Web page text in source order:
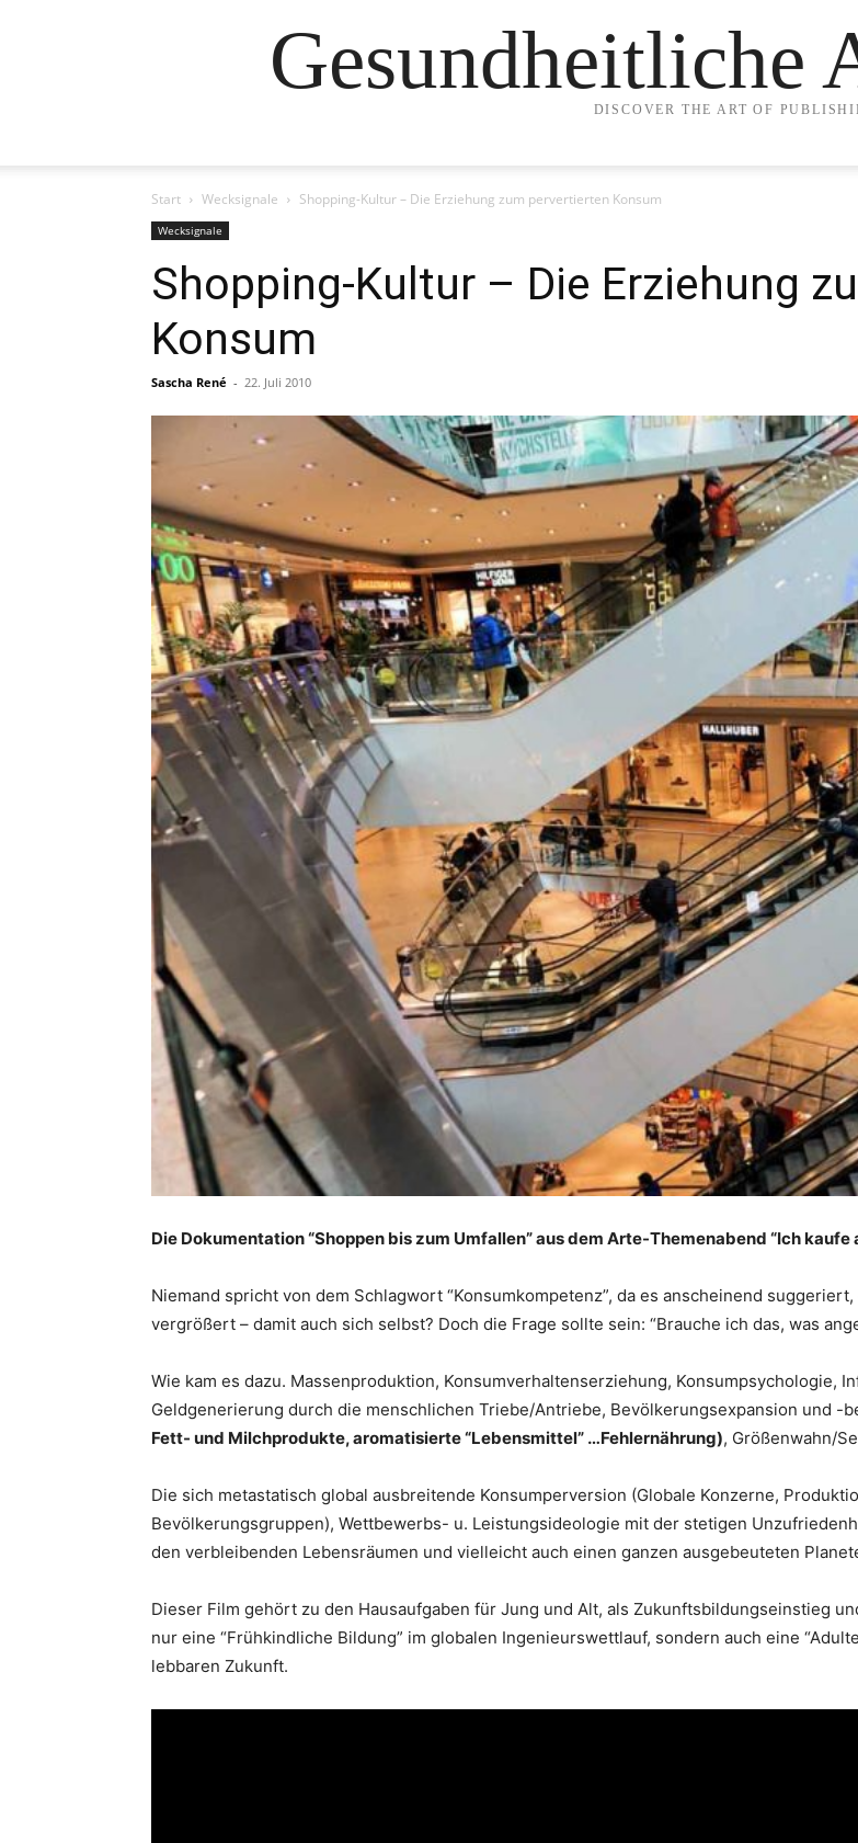
Gesundheitliche
DISCOVER THE ART OF
Start Wecksignale Shopping-Kultur – Die Erziehung zum pervertierten Konsum
Wecksignale
Shopping-Kultur – Die Erziehung
Konsum
Sascha René - 22. Juli 2010
Die Dokumentation “Shoppen bis zum Umfallen” aus dem Arte-Themenabend “Ich kaufe
Niemand spricht von dem Schlagwort “Konsumkompetenz”, da es anscheinend
vergrößert – damit auch sich selbst? Doch die Frage sollte sein: “Brauche ich das, was
Wie kam es dazu. Massenproduktion, Konsumverhaltenserziehung, Konsumpsychologie,
Geldgenerierung durch die menschlichen Triebe/Antriebe, Bevölkerungsexpansion und -
Fett- und Milchprodukte, aromatisierte “Lebensmittel” …Fehlernährung), Größenwahn/
Die sich metastatisch global ausbreitende Konsumperversion (Globale Konzerne,
Bevölkerungsgruppen), Wettbewerbs- u. Leistungsideologie mit der stetigen
den verbleibenden Lebensräumen und vielleicht auch einen ganzen ausgebeuteten
Dieser Film gehört zu den Hausaufgaben für Jung und Alt, als Zukunftsbildungseinstieg
nur eine “Frühkindliche Bildung” im globalen Ingenieurswettlauf, sondern auch eine
lebbaren Zukunft.